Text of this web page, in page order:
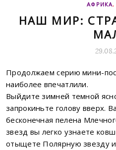
АФРИКА,
НАШ МИР:
Продолжаем серию мини-
наиболее впечатлили.
Выйдите зимней темной
запрокиньте голову вверх.
бесконечная пелена
звезд вы легко узнаете
отыщете Полярную звезду